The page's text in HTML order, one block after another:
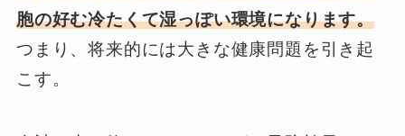
胞の好む冷たくて湿っぽい環境になります。
つまり、将来的には大きな健康問題を引き起
こす。